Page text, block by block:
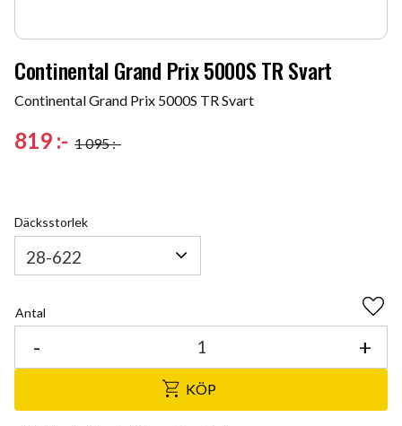
Continental Grand Prix 5000S TR Svart
Continental Grand Prix 5000S TR Svart
Nedsatt pris:
819 :- Ordinarie pris:
1 095:-
Däcksstorlek
Antal
+
-
KÖP